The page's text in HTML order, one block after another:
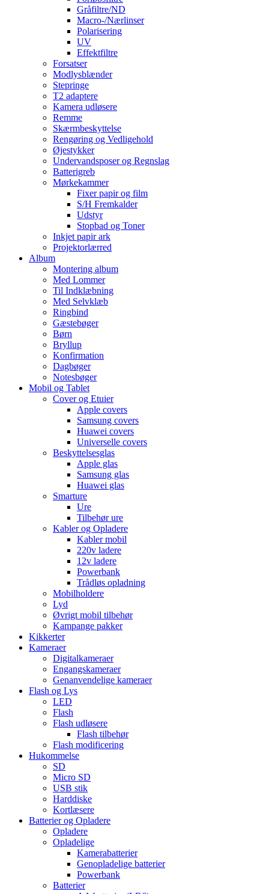
Gråfiltre/ND
Macro-/Nærlinser
Polarisering
UV
Effektfiltre
Forsatser
Modlysblænder
Stepringe
T2 adaptere
Kamera udløsere
Remme
Skærmbeskyttelse
Rengøring og Vedligehold
Øjestykker
Undervandsposer og Regnslag
Batterigreb
Mørkekammer
Fixer papir og film
S/H Fremkalder
Udstyr
Stopbad og Toner
Inkjet papir ark
Projektorlærred
Album
Montering album
Med Lommer
Til Indklæbning
Med Selvklæb
Ringbind
Gæstebøger
Børn
Bryllup
Konfirmation
Dagbøger
Notesbøger
Mobil og Tablet
Cover og Etuier
Apple covers
Samsung covers
Huawei covers
Universelle covers
Beskyttelsesglas
Apple glas
Samsung glas
Huawei glas
Smarture
Ure
Tilbehør ure
Kabler og Opladere
Kabler mobil
220v ladere
12v ladere
Powerbank
Trådløs opladning
Mobilholdere
Lyd
Øvrigt mobil tilbehør
Kampange pakker
Kikkerter
Kameraer
Digitalkameraer
Engangskameraer
Genanvendelige kameraer
Flash og Lys
LED
Flash
Flash udløsere
Flash tilbehør
Flash modificering
Hukommelse
SD
Micro SD
USB stik
Harddiske
Kortlæsere
Batterier og Opladere
Opladere
Opladelige
Kamerabatterier
Genopladelige batterier
Powerbank
Batterier